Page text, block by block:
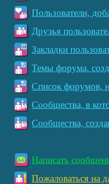
Пользователи,
Друзья
Закладки
Темы форума,
Список форумов,
Сообщества, в
Сообщества,
Написать
Пожаловаться на